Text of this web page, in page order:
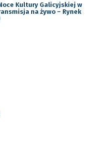
Noce Kultury Galicyjskiej w
na żywo – Rynek